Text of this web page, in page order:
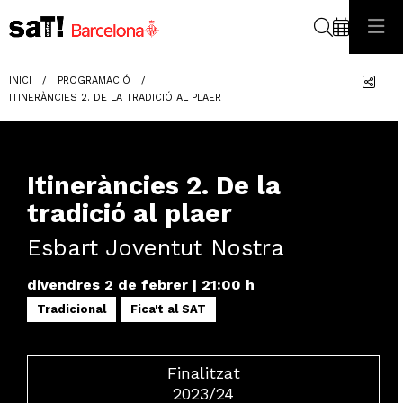
INICI
PROGRAMACIÓ
ITINERÀNCIES 2. DE LA TRADICIÓ AL PLAER
Itineràncies 2. De la
tradició al plaer
Esbart Joventut Nostra
divendres 2 de febrer | 21:00 h
Tradicional Fica't al SAT
Finalitzat
2023/24